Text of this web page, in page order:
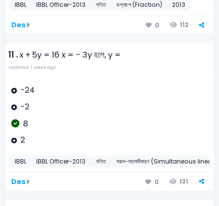
IBBL IBBL Officer-2013 গণিত ভগ্নাংশ (Fraction) 2013
Des 0 112
11 .x + 5y = 16 x = - 3y হলে, y =
Updated: 1 week ago
-24
-2
8
2
IBBL IBBL Officer-2013 গণিত সরল-সহসমীকরণ (Simultaneous
Des 0 131